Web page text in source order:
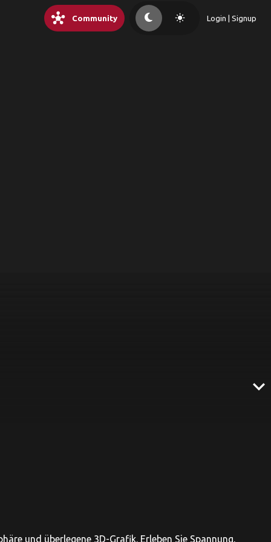
hub Community light_mode Login | Signup
expand_more
und überlegene 3D-Grafik. Erleben Sie Spannung,